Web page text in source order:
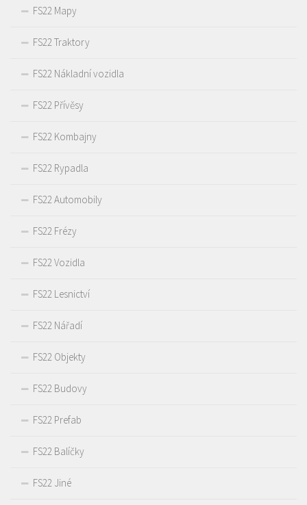
FS22 Mapy
FS22 Traktory
FS22 Nákladní vozidla
FS22 Přívěsy
FS22 Kombajny
FS22 Rypadla
FS22 Automobily
FS22 Frézy
FS22 Vozidla
FS22 Lesnictví
FS22 Nářadí
FS22 Objekty
FS22 Budovy
FS22 Prefab
FS22 Balíčky
FS22 Jiné